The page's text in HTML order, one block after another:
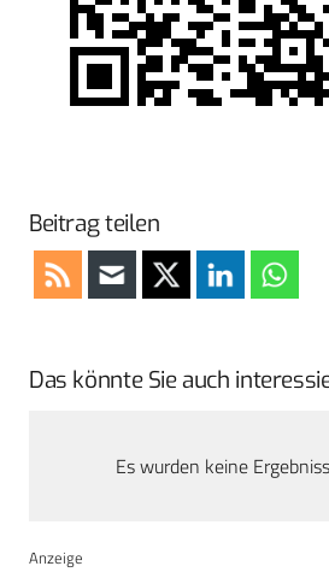
Beitrag teilen
Das könnte Sie auch
Es wurden keine
Anzeige